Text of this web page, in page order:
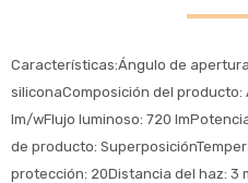
Características:Ángulo de
siliconaComposición del producto:
lm/wFlujo luminoso: 720
de producto:
protección: 20Distancia del haz: 3